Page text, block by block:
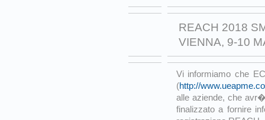
REACH 2018
VIENNA, 9-10
Vi informiamo che
(http://
alle aziende, che
finalizzato a fornire